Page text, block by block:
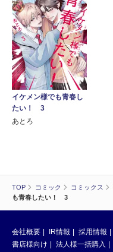
TOP コミック コミックス
も青春したい！ 3
イケメン様でも青春し
たい！ 3
あとろ
会社概要 IR情報 採用情報
書店様向け
法人様一括購入